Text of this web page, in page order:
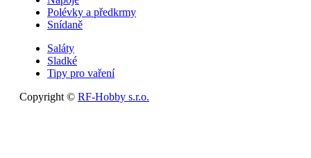
Polévky a předkrmy
Snídaně
Saláty
Sladké
Tipy pro vaření
Copyright © RF-Hobby s.r.o.